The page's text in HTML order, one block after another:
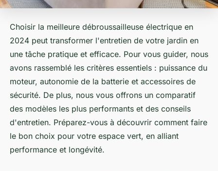
Choisir la meilleure débroussailleuse électrique en
2024 peut transformer l'entretien de votre jardin en
une tâche pratique et efficace. Pour vous guider, nous
avons rassemblé les critères essentiels : puissance du
moteur, autonomie de la batterie et accessoires de
sécurité. De plus, nous vous offrons un comparatif
des modèles les plus performants et des conseils
d'entretien. Préparez-vous à découvrir comment faire
le bon choix pour votre espace vert, en alliant
performance et longévité.